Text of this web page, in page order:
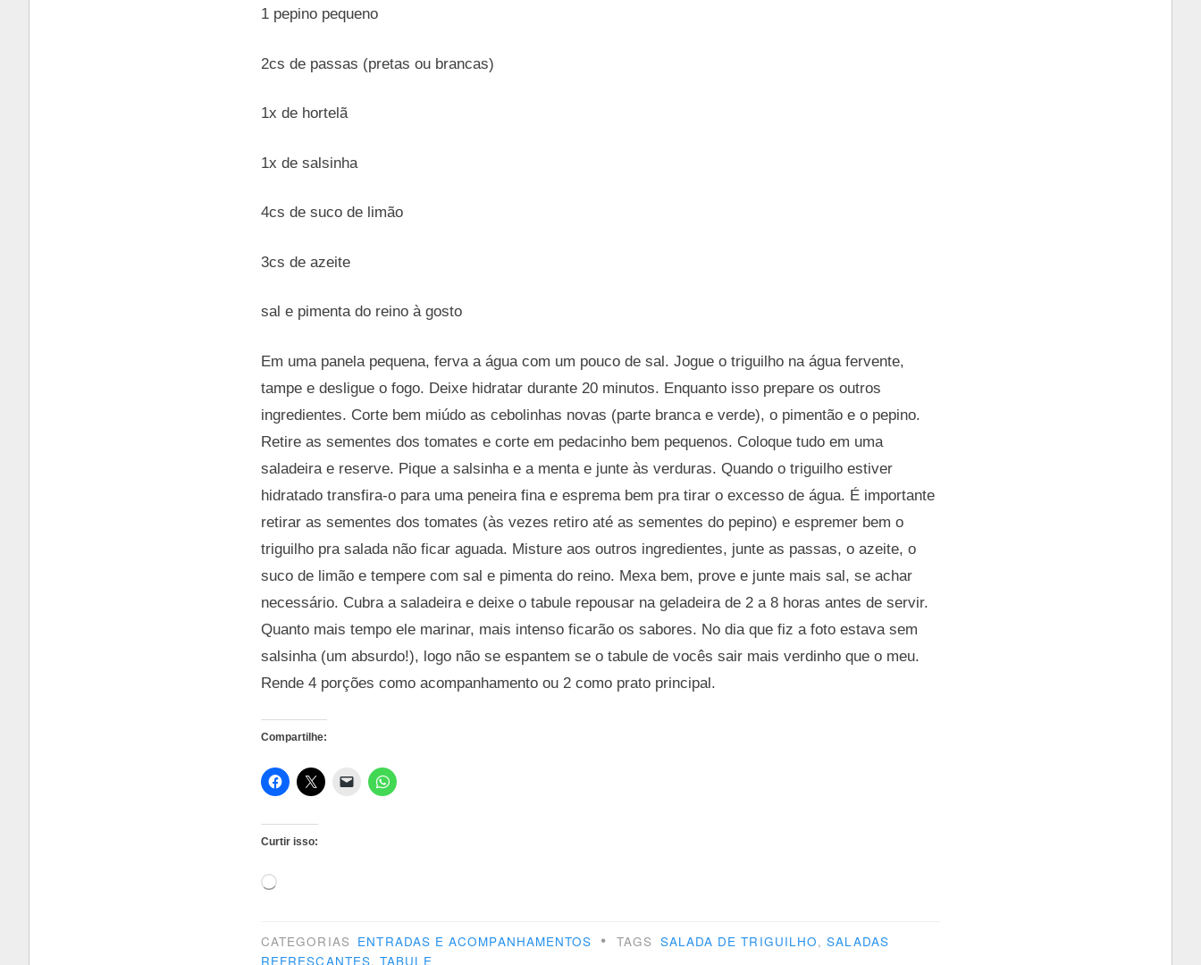
1 pepino pequeno
2cs de passas (pretas ou brancas)
1x de hortelã
1x de salsinha
4cs de suco de limão
3cs de azeite
sal e pimenta do reino à gosto
Em uma panela pequena, ferva a água com um pouco de sal. Jogue o triguilho na água fervente,
tampe e desligue o fogo. Deixe hidratar durante 20 minutos. Enquanto isso prepare os outros
ingredientes. Corte bem miúdo as cebolinhas novas (parte branca e verde), o pimentão e o pepino.
Retire as sementes dos tomates e corte em pedacinho bem pequenos. Coloque tudo em uma
saladeira e reserve. Pique a salsinha e a menta e junte às verduras. Quando o triguilho estiver
hidratado transfira-o para uma peneira fina e esprema bem pra tirar o excesso de água. É importante
retirar as sementes dos tomates (às vezes retiro até as sementes do pepino) e espremer bem o
triguilho pra salada não ficar aguada. Misture aos outros ingredientes, junte as passas, o azeite, o
suco de limão e tempere com sal e pimenta do reino. Mexa bem, prove e junte mais sal, se achar
necessário. Cubra a saladeira e deixe o tabule repousar na geladeira de 2 a 8 horas antes de servir.
Quanto mais tempo ele marinar, mais intenso ficarão os sabores. No dia que fiz a foto estava sem
salsinha (um absurdo!), logo não se espantem se o tabule de vocês sair mais verdinho que o meu.
Rende 4 porções como acompanhamento ou 2 como prato principal.
Compartilhe:
Curtir isso:
Carregando...
CATEGORIAS ENTRADAS E ACOMPANHAMENTOS • TAGS SALADA DE TRIGUILHO,SALADAS
REFRESCANTES,TABULE